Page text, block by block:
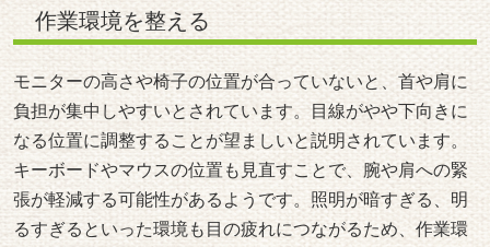
作業環境を整える
モニターの高さや椅子の位置が合っていないと、首や肩に
負担が集中しやすいとされています。目線がやや下向きに
なる位置に調整することが望ましいと説明されています。
キーボードやマウスの位置も見直すことで、腕や肩への緊
張が軽減する可能性があるようです。照明が暗すぎる、明
るすぎるといった環境も目の疲れにつながるため、作業環